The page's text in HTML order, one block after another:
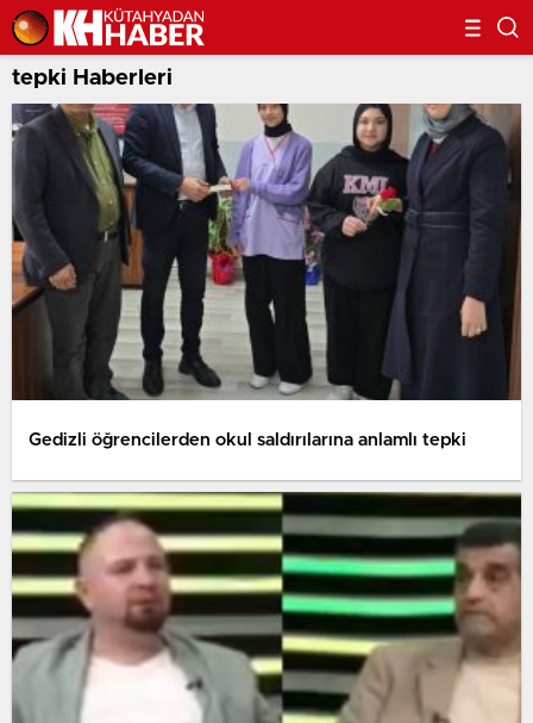
tepki Haberleri
Gedizli öğrencilerden okul saldırılarına anlamlı tepki